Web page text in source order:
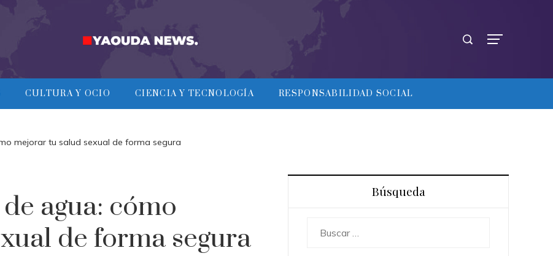
CULTURA Y OCIO CIENCIA Y TECNOLOGÍA RESPONSABILIDAD SOCIAL
mejorar tu salud sexual de forma segura
agua: cómo
de forma segura
Búsqueda